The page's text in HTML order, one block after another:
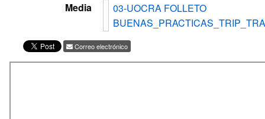
Media
03-UOCRA FOLLETO
Correo electrónico